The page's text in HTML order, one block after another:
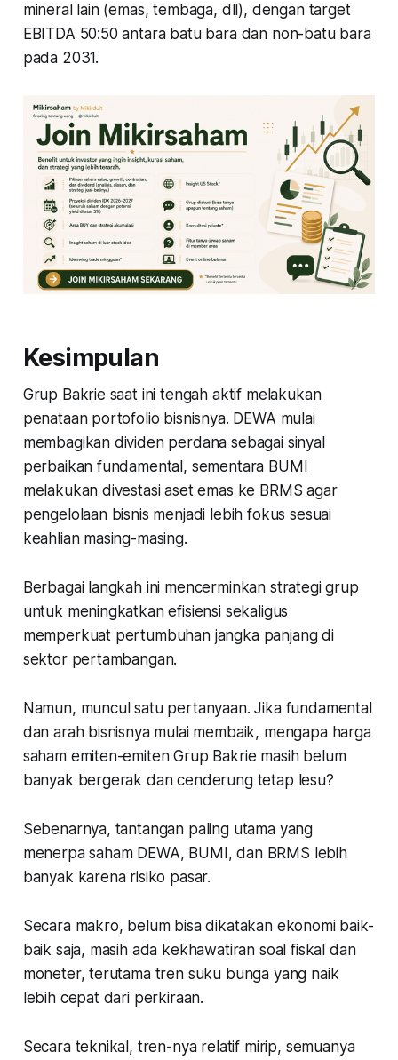
mineral lain (emas, tembaga, dll), dengan target
EBITDA 50:50 antara batu bara dan non-batu bara
pada 2031.
Kesimpulan
Grup Bakrie saat ini tengah aktif melakukan
penataan portofolio bisnisnya. DEWA mulai
membagikan dividen perdana sebagai sinyal
perbaikan fundamental, sementara BUMI
melakukan divestasi aset emas ke BRMS agar
pengelolaan bisnis menjadi lebih fokus sesuai
keahlian masing-masing.
Berbagai langkah ini mencerminkan strategi grup
untuk meningkatkan efisiensi sekaligus
memperkuat pertumbuhan jangka panjang di
sektor pertambangan.
Namun, muncul satu pertanyaan. Jika fundamental
dan arah bisnisnya mulai membaik, mengapa harga
saham emiten-emiten Grup Bakrie masih belum
banyak bergerak dan cenderung tetap lesu?
Sebenarnya, tantangan paling utama yang
menerpa saham DEWA, BUMI, dan BRMS lebih
banyak karena risiko pasar.
Secara makro, belum bisa dikatakan ekonomi baik-
baik saja, masih ada kekhawatiran soal fiskal dan
moneter, terutama tren suku bunga yang naik
lebih cepat dari perkiraan.
Secara teknikal, tren-nya relatif mirip, semuanya